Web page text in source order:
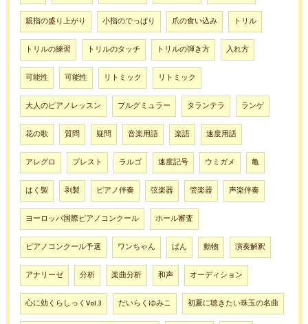
親指の盛り上がり 小指のでっぱり 爪の食い込み トリル
トリルの練習 トリルのタッチ トリルの弾き方 入れ方
可能性 可能性 リトミック リトミック
大人のピアノレッスン ブルグミュラー タランテラ ランゲ
花の歌 質問 疑問 音楽用語 楽語 速度用語
アレグロ プレスト ラルゴ 速度記号 ウミガメ 亀
はく製 剥製 ピアノ伴奏 弦楽器 管楽器 声楽伴奏
ヨーロッパ国際ピアノコンクール ホール審査
ピアノコンクール予選 ワンちゃん ぱん 動物 演奏解釈
アナリーゼ 分析 楽曲分析 和声 オーディション
心に効くらしっくVol.3 だいらくゆみこ 初夏に聴きたい珠玉の名曲